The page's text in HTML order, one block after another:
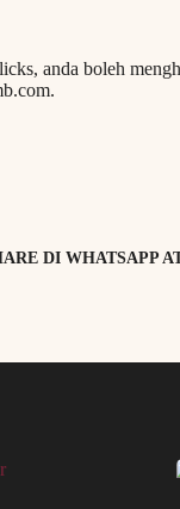
anda boleh
.
DI WHATSAPP